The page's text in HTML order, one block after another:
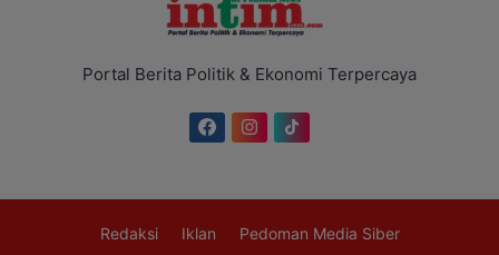
Portal Berita Politik & Ekonomi Terpercaya
Redaksi Iklan Pedoman Media Siber